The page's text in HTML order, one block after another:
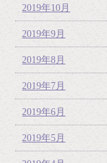
2019年10月
2019年9月
2019年8月
2019年7月
2019年6月
2019年5月